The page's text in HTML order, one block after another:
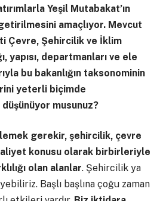
Yeşil Mutabakat’ın
amaçlıyor. Mevcut
Çevre, Şehircilik ve İklim
yapısı, departmanları ve ele
bu bakanlığın taksonominin
yeterli biçimde
musunuz?
gerekir, şehircilik, çevre
konusu olarak birbirleriyle
olan alanlar. Şehircilik ya
Başlı başlına çoğu zaman